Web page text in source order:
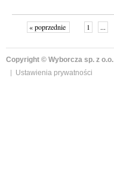
« poprzednie 1 ...
Copyright © Wyborcza sp. z o.o.
Ustawienia prywatności